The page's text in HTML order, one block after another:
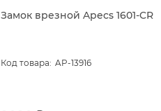
Замок врезной Apecs 1601-CR
AP-13916